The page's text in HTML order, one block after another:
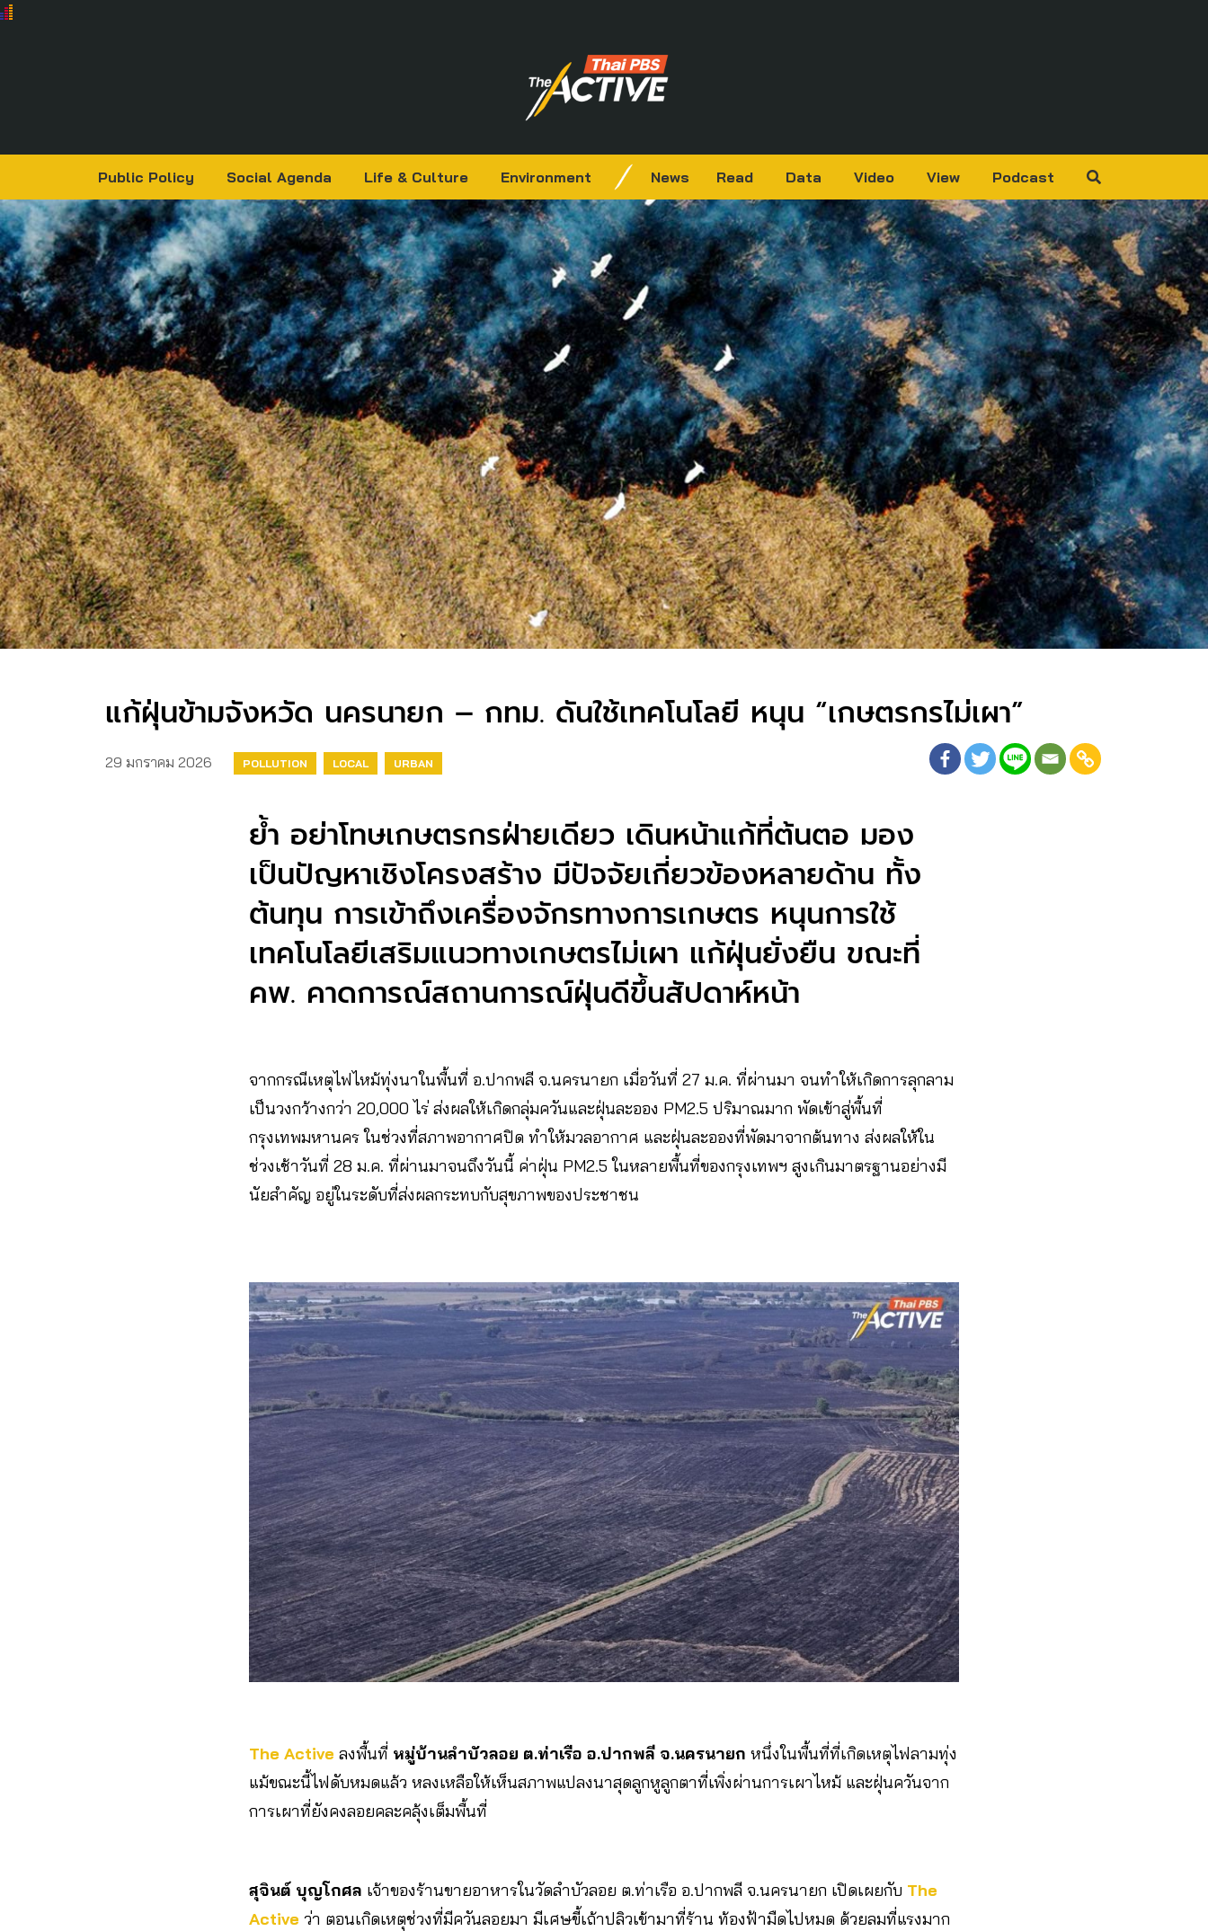
Public Policy Social Agenda Life & Culture Environment News Read Data Video View Podcast
แก้ฝุ่นข้ามจังหวัด นครนายก – กทม. ดันใช้เทคโนโลยี หนุน “เกษตรกรไม่เผา”
29 มกราคม 2026 POLLUTION LOCAL URBAN
ย้ำ อย่าโทษเกษตรกรฝ่ายเดียว เดินหน้าแก้ที่ต้นตอ มอง
เป็นปัญหาเชิงโครงสร้าง มีปัจจัยเกี่ยวข้องหลายด้าน ทั้ง
ต้นทุน การเข้าถึงเครื่องจักรทางการเกษตร หนุนการใช้
เทคโนโลยีเสริมแนวทางเกษตรไม่เผา แก้ฝุ่นยั่งยืน ขณะที่
คพ. คาดการณ์สถานการณ์ฝุ่นดีขึ้นสัปดาห์หน้า
จากกรณีเหตุไฟไหม้ทุ่งนาในพื้นที่ อ.ปากพลี จ.นครนายก เมื่อวันที่ 27 ม.ค. ที่ผ่านมา จนทำให้เกิดการลุกลาม
เป็นวงกว้างกว่า 20,000 ไร่ ส่งผลให้เกิดกลุ่มควันและฝุ่นละออง PM2.5 ปริมาณมาก พัดเข้าสู่พื้นที่
กรุงเทพมหานคร ในช่วงที่สภาพอากาศปิด ทำให้มวลอากาศ และฝุ่นละอองที่พัดมาจากต้นทาง ส่งผลให้ใน
ช่วงเช้าวันที่ 28 ม.ค. ที่ผ่านมาจนถึงวันนี้ ค่าฝุ่น PM2.5 ในหลายพื้นที่ของกรุงเทพฯ สูงเกินมาตรฐานอย่างมี
นัยสำคัญ อยู่ในระดับที่ส่งผลกระทบกับสุขภาพของประชาชน
The Active ลงพื้นที่ หมู่บ้านลำบัวลอย ต.ท่าเรือ อ.ปากพลี จ.นครนายก หนึ่งในพื้นที่ที่เกิดเหตุไฟลามทุ่ง
แม้ขณะนี้ไฟดับหมดแล้ว หลงเหลือให้เห็นสภาพแปลงนาสุดลูกหูลูกตาที่เพิ่งผ่านการเผาไหม้ และฝุ่นควันจาก
การเผาที่ยังคงลอยคละคลุ้งเต็มพื้นที่
สุจินต์ บุญโกศล เจ้าของร้านขายอาหารในวัดลำบัวลอย ต.ท่าเรือ อ.ปากพลี จ.นครนายก เปิดเผยกับ The
Active ว่า ตอนเกิดเหตุช่วงที่มีควันลอยมา มีเศษขี้เถ้าปลิวเข้ามาที่ร้าน ท้องฟ้ามืดไปหมด ด้วยลมที่แรงมาก